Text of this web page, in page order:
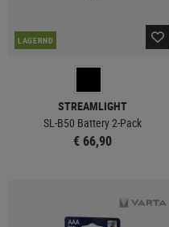
LAGERND
STREAMLIGHT
SL-B50 Battery 2-Pack
€ 66,90